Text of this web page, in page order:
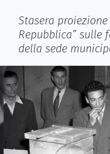
Stasera
Repubblica” sulle
della sede